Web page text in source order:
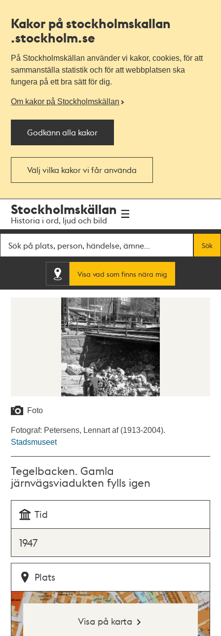
Kakor på stockholmskallan
.stockholm.se
På Stockholmskällan använder vi kakor, cookies, för att
sammanställa statistik och för att webbplatsen ska
fungera på ett bra sätt för dig.
Om kakor på Stockholmskällan
Godkänn alla kakor
Välj vilka kakor vi får använda
navigationen
huvudinnehållet
Stockholmskällan
Historia i ord, ljud och bild
Sök
Visa vad som finns nära mig
Foto
Fotograf: Petersens, Lennart af (1913-2004).
Stadsmuseet
Tegelbacken. Gamla
järnvägsviadukten fylls igen
Tid
1947
Plats
Visa på karta